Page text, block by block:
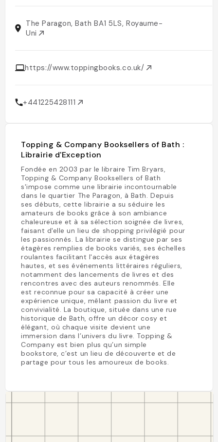
The Paragon, Bath BA1 5LS, Royaume-
Uni
https://www.toppingbooks.co.uk/
+441225428111
Topping & Company Booksellers of Bath :
Librairie d'Exception
Fondée en 2003 par le libraire Tim Bryars,
Topping & Company Booksellers of Bath
s'impose comme une librairie incontournable
dans le quartier The Paragon, à Bath. Depuis
ses débuts, cette librairie a su séduire les
amateurs de books grâce à son ambiance
chaleureuse et à sa sélection soignée de livres,
faisant d'elle un lieu de shopping privilégié pour
les passionnés. La librairie se distingue par ses
étagères remplies de books variés, ses échelles
roulantes facilitant l'accès aux étagères
hautes, et ses événements littéraires réguliers,
notamment des lancements de livres et des
rencontres avec des auteurs renommés. Elle
est reconnue pour sa capacité à créer une
expérience unique, mêlant passion du livre et
convivialité. La boutique, située dans une rue
historique de Bath, offre un décor cosy et
élégant, où chaque visite devient une
immersion dans l’univers du livre. Topping &
Company est bien plus qu’un simple
bookstore, c’est un lieu de découverte et de
partage pour tous les amoureux de books.